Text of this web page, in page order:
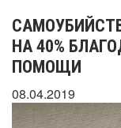
НА 40%
ПОМОЩИ
08.04.2019